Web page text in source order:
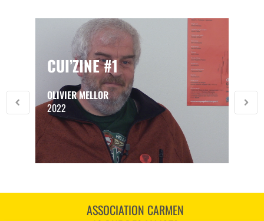
CUI’ZINE #1
OLIVIER MELLOR
2022
ASSOCIATION CARMEN